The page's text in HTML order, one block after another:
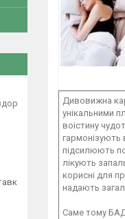
Дивовижна
унікальними
воістину
гармонізують
підсилюють
лікують
корисні для
надають
Саме тому